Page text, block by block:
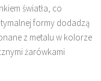
światła, co
formy dodadzą
z metalu w kolorze
żarówkami